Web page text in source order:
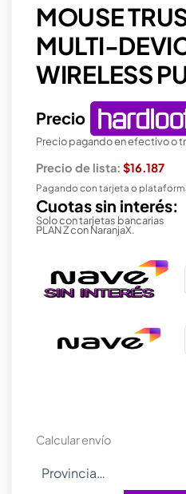
MOUSE
MULTI-
WIRELESS
Precio
Precio pagando en efectivo o
Precio de lista: $16.187
Pagando con tarjeta o
Cuotas sin interés:
Solo con tarjetas bancarias
PLAN Z con NaranjaX.
Calcular envío